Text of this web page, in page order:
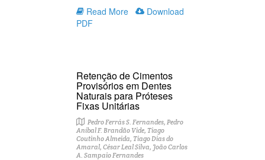
Read More
Download
PDF
Retenção de Cimentos
Provisórios em Dentes
Naturais para Próteses
Fixas Unitárias
Pedro Ferrás S. Fernandes, Pedro
Aníbal F. Brandão Vide, Tiago
Coutinho Almeida, Tiago Dias do
Amaral, César Leal Silva, João Carlos
A. Sampaio Fernandes